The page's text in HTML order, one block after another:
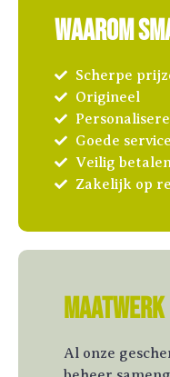
Waarom
Scherpe
Origineel
Goede service
Veilig
Zakelijk op
Maatwerk
Al onze